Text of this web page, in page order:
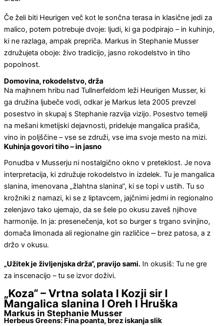
Če želi biti Heurigen več kot le sončna terasa in klasične jedi za
malico, potem potrebuje dvoje: ljudi, ki ga podpirajo – in kuhinjo,
ki ne razlaga, ampak prepriča. Markus in Stephanie Musser
združujeta oboje: živo tradicijo, jasno rokodelstvo in tiho
popolnost.
Domovina, rokodelstvo, drža
Na majhnem hribu nad Tullnerfeldom leži Heurigen Musser, ki
ga družina ljubeče vodi, odkar je Markus leta 2005 prevzel
posestvo in skupaj s Stephanie razvija vizijo. Posestvo temelji
na mešani kmetijski dejavnosti, prideluje mangalica prašiča,
vino in poljščine – vse se združi, vse ima svoje mesto na mizi.
Kuhinja govori tiho – in jasno
Ponudba v Musserju ni nostalgično okno v preteklost. Je nova
interpretacija, ki združuje rokodelstvo in izdelek. Tu je mangalica
slanina, imenovana „žlahtna slanina“, ki se topi v ustih. Tu so
krožniki z namazi, ki se z liptavcem, jajčnimi jedmi in regionalno
zelenjavo tako ujemajo, da se šele po okusu zaveš njihove
harmonije. In ja: presenečenja, kot so burger s trgano svinjino,
domača limonada ali regionalne gin različice ‒ brez patosa, a z
držo v okusu.
„Užitek je življenjska drža“, pravijo sami. In okusiš: Tu ne gre
za inscenacijo – tu se izvor doživi.
„Koza“ – Vrtna solata I Kozji sir I
Mangalica slanina I Oreh I Hruška
Markus in Stephanie Musser
Herbeus Greens: Fina poanta, brez iskanja slik